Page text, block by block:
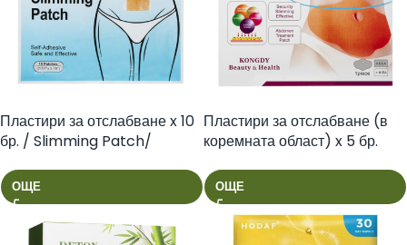
Пластири за отслабване x 10
бр. / Slimming Patch/
ОЩЕ
Пластири за отслабване (в
коремната област) x 5 бр.
ОЩЕ